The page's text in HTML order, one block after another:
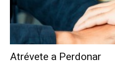
Atrévete a Perdonar